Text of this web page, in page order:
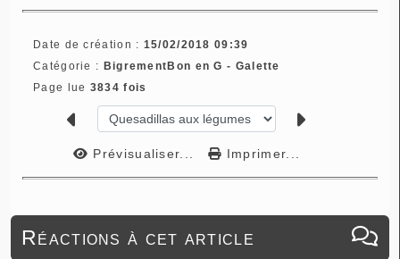
Date de création : 15/02/2018 09:39
Catégorie : BigrementBon en G - Galette
Page lue 3834 fois
Prévisualiser... Imprimer...
Réactions à cet article